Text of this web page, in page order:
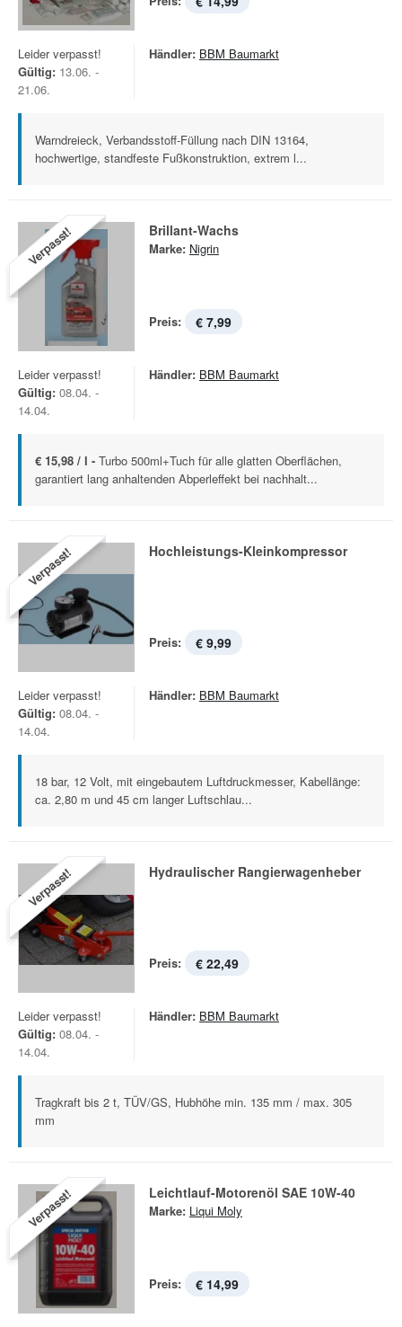
Leider verpasst!
Gültig: 13.06. -
21.06.
Händler: BBM Baumarkt
Warndreieck, Verbandsstoff-Füllung nach DIN 13164,
hochwertige, standfeste Fußkonstruktion, extrem l...
Verpasst! Brillant-Wachs
Marke: Nigrin
Preis: € 7,99
Leider verpasst!
Gültig: 08.04. -
14.04.
Händler: BBM Baumarkt
€ 15,98 / l - Turbo 500ml+Tuch für alle glatten Oberflächen,
garantiert lang anhaltenden Abperleffekt bei nachhalt...
Verpasst! Hochleistungs-Kleinkompressor
Preis: € 9,99
Leider verpasst!
Gültig: 08.04. -
14.04.
Händler: BBM Baumarkt
18 bar, 12 Volt, mit eingebautem Luftdruckmesser, Kabellänge:
ca. 2,80 m und 45 cm langer Luftschlau...
Verpasst! Hydraulischer Rangierwagenheber
Preis: € 22,49
Leider verpasst!
Gültig: 08.04. -
14.04.
Händler: BBM Baumarkt
Tragkraft bis 2 t, TÜV/GS, Hubhöhe min. 135 mm / max. 305
mm
Verpasst! Leichtlauf-Motorenöl SAE 10W-40
Marke: Liqui Moly
Preis: € 14,99